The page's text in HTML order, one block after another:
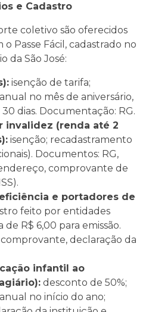
e Cadastro
coletivo são oferecidos
Passe Fácil, cadastrado no
da São José:
isenção de tarifa;
no mês de aniversário,
dias. Documentação: RG.
invalidez (renda até 2
isenção; recadastramento
Documentos: RG,
comprovante de
e portadores de
feito por entidades
R$ 6,00 para emissão.
declaração da
infantil ao
desconto de 50%;
no início do ano;